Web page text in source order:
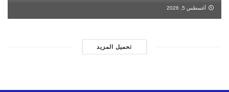
أغسطس 5, 2026
تحميل المزيد